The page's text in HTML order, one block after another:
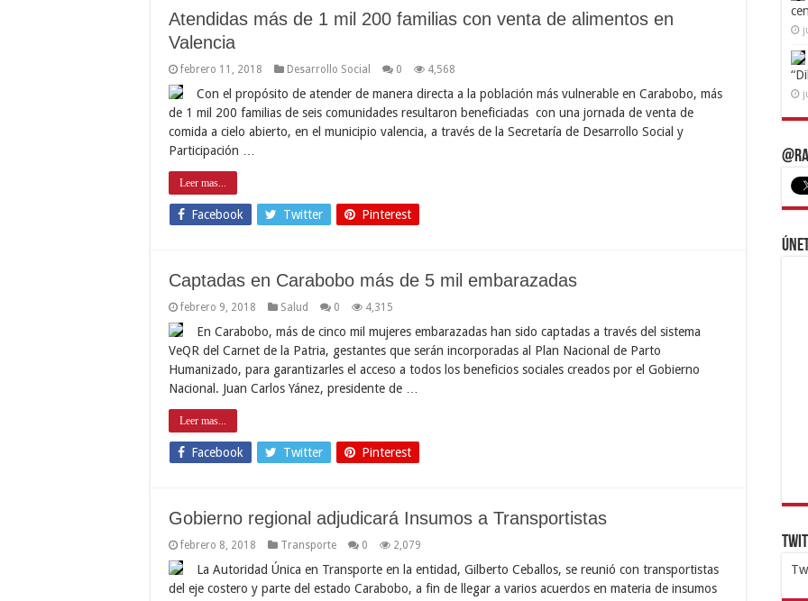
Atendidas más de 1 mil 200 familias con venta de alimentos en
Valencia
febrero 11, 2018 Desarrollo Social 0 4,568
Con el propósito de atender de manera directa a la población más vulnerable en Carabobo, más
de 1 mil 200 familias de seis comunidades resultaron beneficiadas con una jornada de venta de
comida a cielo abierto, en el municipio valencia, a través de la Secretaría de Desarrollo Social y
Participación …
Leer mas...
Facebook Twitter Pinterest
Captadas en Carabobo más de 5 mil embarazadas
febrero 9, 2018 Salud 0 4,315
En Carabobo, más de cinco mil mujeres embarazadas han sido captadas a través del sistema
VeQR del Carnet de la Patria, gestantes que serán incorporadas al Plan Nacional de Parto
Humanizado, para garantizarles el acceso a todos los beneficios sociales creados por el Gobierno
Nacional. Juan Carlos Yánez, presidente de …
Leer mas...
Facebook Twitter Pinterest
Gobierno regional adjudicará Insumos a Transportistas
febrero 8, 2018 Transporte 0 2,079
La Autoridad Única en Transporte en la entidad, Gilberto Ceballos, se reunió con transportistas
del eje costero y parte del estado Carabobo, a fin de llegar a varios acuerdos en materia de insumos